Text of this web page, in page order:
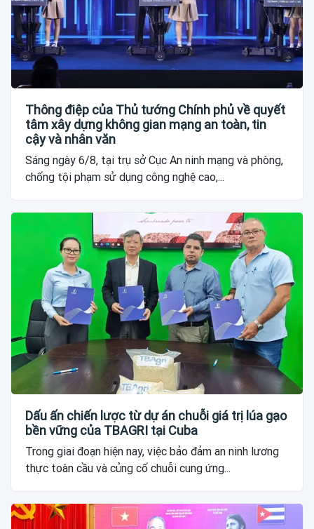
Thông điệp của Thủ tướng Chính phủ về quyết
tâm xây dựng không gian mạng an toàn, tin
cậy và nhân văn
Sáng ngày 6/8, tại trụ sở Cục An ninh mạng và phòng,
chống tội phạm sử dụng công nghệ cao,...
Dấu ấn chiến lược từ dự án chuỗi giá trị lúa gạo
bền vững của TBAGRI tại Cuba
Trong giai đoạn hiện nay, việc bảo đảm an ninh lương
thực toàn cầu và củng cố chuỗi cung ứng...